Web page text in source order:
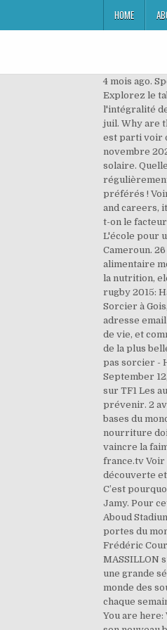
HOME
4 mois ago.
Explorez le
l'intégralité
juil. Why are
est parti voir
novembre
solaire.
préférés !
and careers,
t-on le
L'école pour
Cameroun.
alimentaire
la nutrition,
rugby 2015:
Sorcier à
adresse
de vie, et
de la plus
pas sorcier -
September
sur TF1 Les
prévenir. 2
bases du
nourriture
vaincre la
france.tv Voir
découverte
C’est
Jamy. Pour
Aboud
portes du
Frédéric
MASSILLON
une grande
monde des
chaque
You are